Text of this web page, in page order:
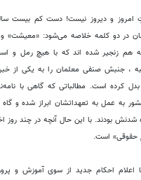
امروز و دیروز نیست! دست کم بیست
در دو کلمه خلاصه می‌شود: «معیشت» و
هم زنجیر شده اند که با هیچ رمل و
، جنبش صنفی معلمان را به یکی از
کرده است. مطالباتی که گاهی با
به عمل به تعهداتشان ابراز شده و گاه
شدنش بودند. با این حال آنچه در چند
حقوقی» است.